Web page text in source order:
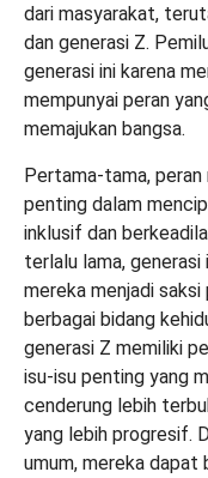
dari masyarakat,
dan generasi Z.
generasi ini karena
mempunyai peran
memajukan bangsa.
Pertama-tama, peran
penting dalam
inklusif dan
terlalu lama,
mereka menjadi saksi
berbagai bidang
generasi Z memiliki
isu-isu penting yang
cenderung lebih
yang lebih progresif.
umum, mereka dapat